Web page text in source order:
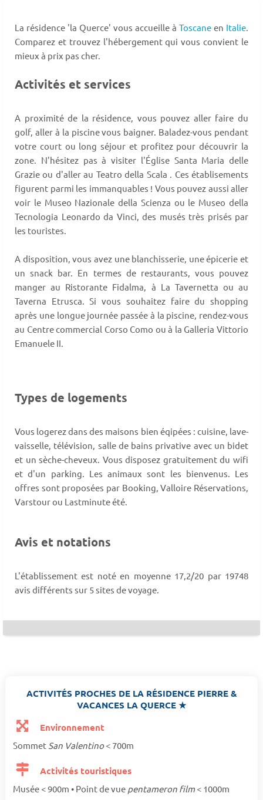
La résidence 'la Querce' vous accueille à Toscane en Italie.
Comparez et trouvez l'hébergement qui vous convient le
mieux à prix pas cher.
Activités et services
A proximité de la résidence, vous pouvez aller faire du
golf, aller à la piscine vous baigner. Baladez-vous pendant
votre court ou long séjour et profitez pour découvrir la
zone. N'hésitez pas à visiter l'Église Santa Maria delle
Grazie ou d'aller au Teatro della Scala . Ces établisements
figurent parmi les immanquables ! Vous pouvez aussi aller
voir le Museo Nazionale della Scienza ou le Museo della
Tecnologia Leonardo da Vinci, des musés très prisés par
les touristes.
A disposition, vous avez une blanchisserie, une épicerie et
un snack bar. En termes de restaurants, vous pouvez
manger au Ristorante Fidalma, à La Tavernetta ou au
Taverna Etrusca. Si vous souhaitez faire du shopping
après une longue journée passée à la piscine, rendez-vous
au Centre commercial Corso Como ou à la Galleria Vittorio
Emanuele II.
Types de logements
Vous logerez dans des maisons bien éqipées : cuisine, lave-
vaisselle, télévision, salle de bains privative avec un bidet
et un sèche-cheveux. Vous disposez gratuitement du wifi
et d'un parking. Les animaux sont les bienvenus. Les
offres sont proposées par Booking, Valloire Réservations,
Varstour ou Lastminute été.
Avis et notations
L'établissement est noté en moyenne 17,2/20 par 19748
avis différents sur 5 sites de voyage.
ACTIVITÉS PROCHES DE LA RÉSIDENCE PIERRE &
VACANCES LA QUERCE ★
Environnement
Sommet San Valentino< 700m
Activités touristiques
Musée < 900m • Point de vue pentameron film < 1000m